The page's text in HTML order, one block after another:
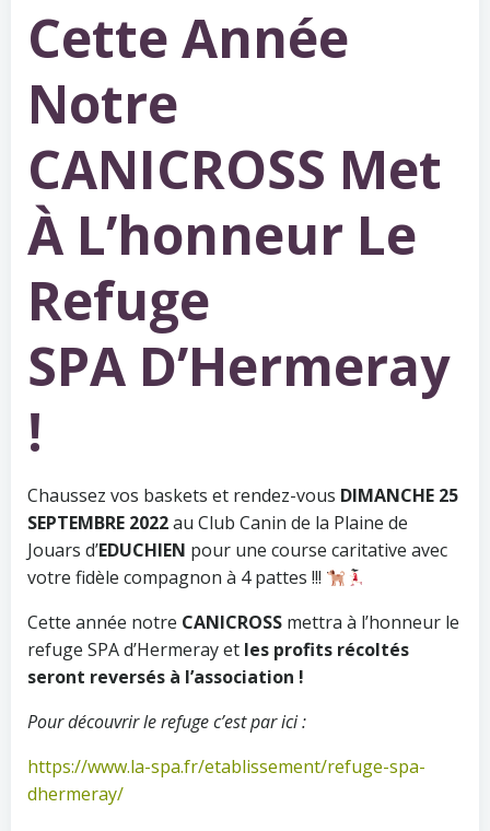
Cette Année
Notre
CANICROSS Met
À L’honneur Le
Refuge
SPA D’Hermeray
!
Chaussez vos baskets et rendez-vous DIMANCHE 25
SEPTEMBRE 2022au Club Canin de la Plaine de
Jouars d’EDUCHIEN pour une course caritative avec
votre fidèle compagnon à 4 pattes !!!
Cette année notre CANICROSS mettra à l’honneur le
refuge SPA d’Hermeray et les profits récoltés
seront reversés à l’association !
Pour découvrir le refuge c’est par ici :
https://www.la-spa.fr/etablissement/refuge-spa-
dhermeray/